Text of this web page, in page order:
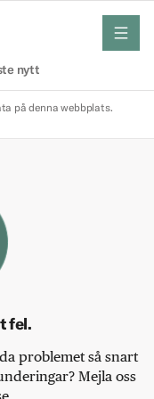
nytt
meny
på denna webbplats.
fel.
problemet så snart
Mejla oss